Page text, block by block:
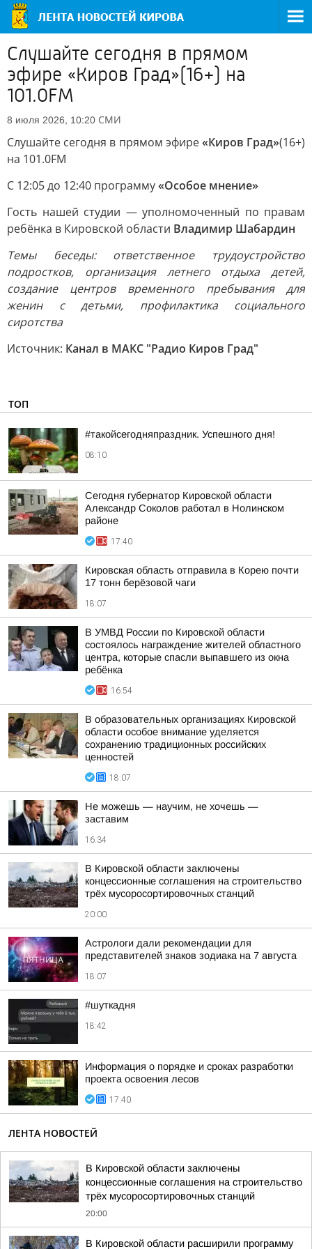
Слушайте сегодня в прямом
эфире «Киров Град»(16+) на
101.0FM
8 июля 2026, 10:20 СМИ
Слушайте сегодня в прямом эфире«Киров Град»(16+)
на 101.0FM
С 12:05 до 12:40 программу«Особое мнение»
Гость нашей студии — уполномоченный по правам
ребёнка в Кировской области Владимир Шабардин
Темы беседы: ответственное трудоустройство
подростков, организация летнего отдыха детей,
создание центров временного пребывания для
женин с детьми, профилактика социального
сиротства
Источник: Канал в МАКС "Радио Киров Град"
ТОП
#такойсегодняпраздник. Успешного дня!
08:10
Сегодня губернатор Кировской области
Александр Соколов работал в Нолинском
районе
17:40
Кировская область отправила в Корею почти
17 тонн берёзовой чаги
18:07
В УМВД России по Кировской области
состоялось награждение жителей областного
центра, которые спасли выпавшего из окна
ребёнка
16:54
В образовательных организациях Кировской
области особое внимание уделяется
сохранению традиционных российских
ценностей
18:07
Не можешь — научим, не хочешь —
заставим
16:34
В Кировской области заключены
концессионные соглашения на строительство
трёх мусоросортировочных станций
20:00
Астрологи дали рекомендации для
представителей знаков зодиака на 7 августа
18:07
#шуткадня
18:42
Информация о порядке и сроках разработки
проекта освоения лесов
17:40
ЛЕНТА НОВОСТЕЙ
В Кировской области заключены
концессионные соглашения на строительство
трёх мусоросортировочных станций
20:00
В Кировской области расширили программу